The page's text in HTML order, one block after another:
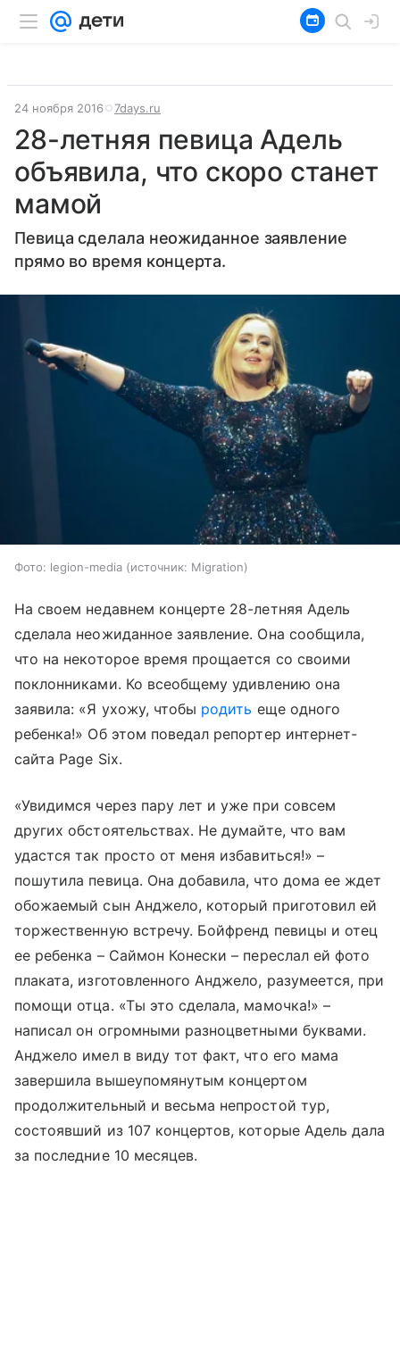
24 ноября 2016 7days.ru
28-летняя певица Адель
объявила, что скоро станет
мамой
Певица сделала неожиданное заявление
прямо во время концерта.
Фото: legion-media источник: Migration
На своем недавнем концерте 28-летняя Адель
сделала неожиданное заявление. Она сообщила,
что на некоторое время прощается со своими
поклонниками. Ко всеобщему удивлению она
заявила: «Я ухожу, чтобы родить еще одного
ребенка!» Об этом поведал репортер интернет-
сайта Page Six.
«Увидимся через пару лет и уже при совсем
других обстоятельствах. Не думайте, что вам
удастся так просто от меня избавиться!» –
пошутила певица. Она добавила, что дома ее ждет
обожаемый сын Анджело, который приготовил ей
торжественную встречу. Бойфренд певицы и отец
ее ребенка – Саймон Конески – переслал ей фото
плаката, изготовленного Анджело, разумеется, при
помощи отца. «Ты это сделала, мамочка!» –
написал он огромными разноцветными буквами.
Анджело имел в виду тот факт, что его мама
завершила вышеупомянутым концертом
продолжительный и весьма непростой тур,
состоявший из 107 концертов, которые Адель дала
за последние 10 месяцев.